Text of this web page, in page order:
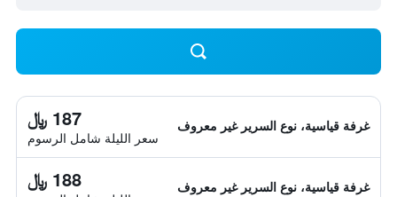
غرفة قياسية، نوع السرير غير معروف 187 ﷼
سعر الليلة شامل الرسوم
غرفة قياسية، نوع السرير غير معروف 188 ﷼